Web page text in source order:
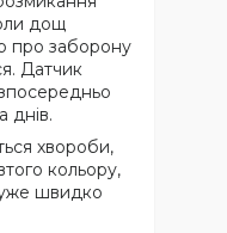
дощ
про заборону
Датчик
днів.
хвороби,
кольору,
швидко